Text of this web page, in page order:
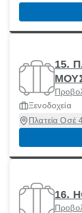
15.
Ξενοδοχεία
Πλατεία Οσέ
16.